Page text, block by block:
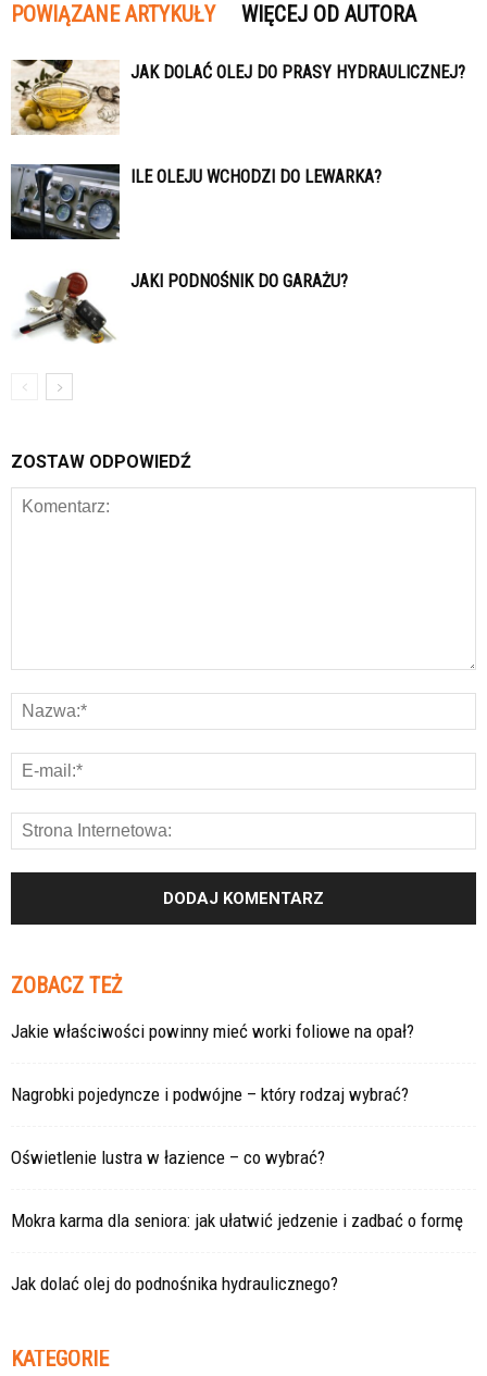
POWIĄZANE ARTYKUŁY WIĘCEJ OD AUTORA
JAK DOLAĆ OLEJ DO PRASY HYDRAULICZNEJ?
ILE OLEJU WCHODZI DO LEWARKA?
JAKI PODNOŚNIK DO GARAŻU?
ZOSTAW ODPOWIEDŹ
ZOBACZ TEŻ
Jakie właściwości powinny mieć worki foliowe na opał?
Nagrobki pojedyncze i podwójne – który rodzaj wybrać?
Oświetlenie lustra w łazience – co wybrać?
Mokra karma dla seniora: jak ułatwić jedzenie i zadbać o formę
Jak dolać olej do podnośnika hydraulicznego?
KATEGORIE